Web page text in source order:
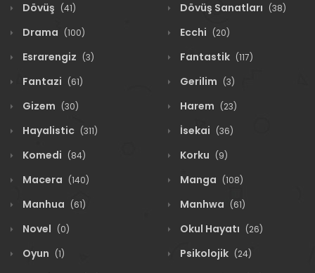
Dövüş (41) Dövüş Sanatları (38)
Drama (100) Ecchi (20)
Esrarengiz (3) Fantastik (117)
Fantazi (61) Gerilim (3)
Gizem (30) Harem (23)
Hayalistic (311) İsekai (36)
Komedi (84) Korku (9)
Macera (140) Manga (108)
Manhua (61) Manhwa (61)
Novel (0) Okul Hayatı (26)
Oyun (1) Psikolojik (24)